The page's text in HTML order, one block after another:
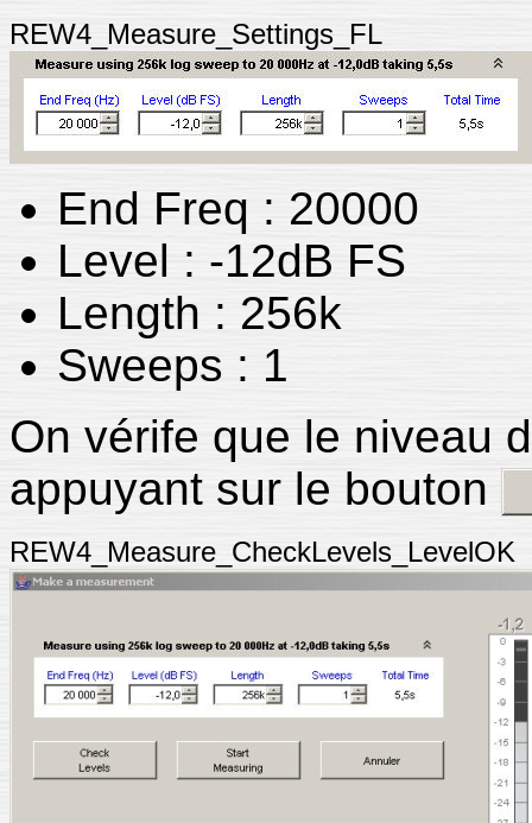
REW4_Measure_Settings_FL
End Freq : 20000
Level : -12dB FS
Length : 256k
Sweeps : 1
On vérife que le niveau
appuyant sur le bouton
REW4_Measure_CheckLevels_LevelOK